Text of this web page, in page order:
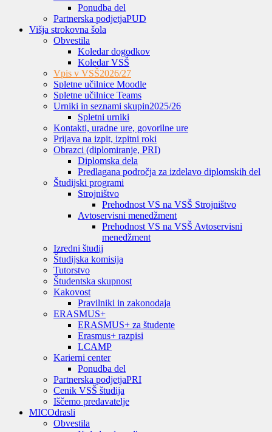
Ponudba del
Partnerska podjetjaPUD
Višja strokovna šola
Obvestila
Koledar dogodkov
Koledar VSŠ
Vpis v VSŠ2026/27
Spletne učilnice Moodle
Spletne učilnice Teams
Urniki in seznami skupin2025/26
Spletni urniki
Kontakti, uradne ure, govorilne ure
Prijava na izpit, izpitni roki
Obrazci (diplomiranje, PRI)
Diplomska dela
Predlagana področja za izdelavo diplomskih del
Študijski programi
Strojništvo
Prehodnost VS na VSŠ Strojništvo
Avtoservisni menedžment
Prehodnost VS na VSŠ Avtoservisni
menedžment
Izredni študij
Študijska komisija
Tutorstvo
Študentska skupnost
Kakovost
Pravilniki in zakonodaja
ERASMUS+
ERASMUS+ za študente
Erasmus+ razpisi
LCAMP
Karierni center
Ponudba del
Partnerska podjetjaPRI
Cenik VSŠ študija
Iščemo predavatelje
MICOdrasli
Obvestila